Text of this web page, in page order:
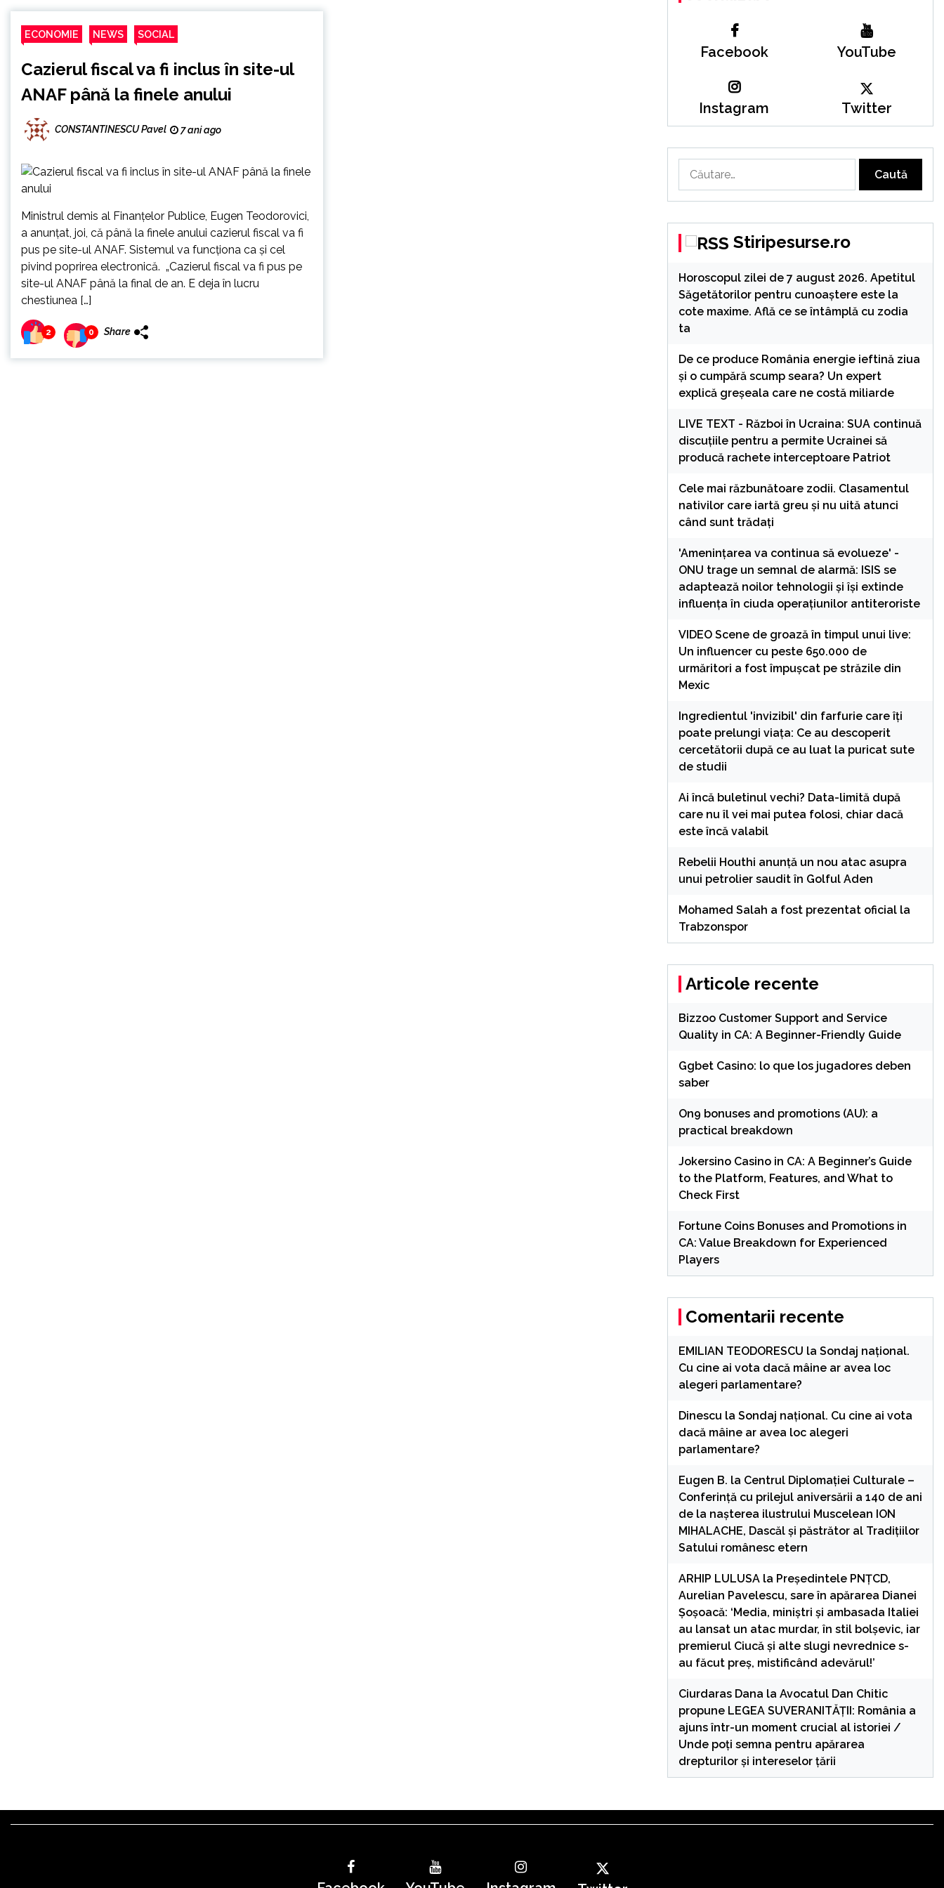
ECONOMIE NEWS SOCIAL
Cazierul fiscal va fi inclus în site-ul
ANAF până la finele anului
CONSTANTINESCU Pavel 7 ani ago
Ministrul demis al Finanţelor Publice, Eugen Teodorovici,
a anunțat, joi, că până la finele anului cazierul fiscal va fi
pus pe site-ul ANAF. Sistemul va funcționa ca și cel
pivind poprirea electronică. „Cazierul fiscal va fi pus pe
site-ul ANAF până la final de an. E deja în lucru
chestiunea […]
2 0 Share
Facebook YouTube
Instagram Twitter
după:
Stiripesurse.ro
Horoscopul zilei de 7 august 2026. Apetitul
Săgetătorilor pentru cunoaștere este la
cote maxime. Află ce se întâmplă cu zodia
ta
De ce produce România energie ieftină ziua
și o cumpără scump seara? Un expert
explică greșeala care ne costă miliarde
LIVE TEXT - Război în Ucraina: SUA continuă
discuțiile pentru a permite Ucrainei să
producă rachete interceptoare Patriot
Cele mai răzbunătoare zodii. Clasamentul
nativilor care iartă greu și nu uită atunci
când sunt trădați
'Amenințarea va continua să evolueze' -
ONU trage un semnal de alarmă: ISIS se
adaptează noilor tehnologii și își extinde
influența în ciuda operațiunilor antiteroriste
VIDEO Scene de groază în timpul unui live:
Un influencer cu peste 650.000 de
urmăritori a fost împușcat pe străzile din
Mexic
Ingredientul 'invizibil' din farfurie care îți
poate prelungi viața: Ce au descoperit
cercetătorii după ce au luat la puricat sute
de studii
Ai încă buletinul vechi? Data-limită după
care nu îl vei mai putea folosi, chiar dacă
este încă valabil
Rebelii Houthi anunță un nou atac asupra
unui petrolier saudit în Golful Aden
Mohamed Salah a fost prezentat oficial la
Trabzonspor
Articole recente
Bizzoo Customer Support and Service
Quality in CA: A Beginner-Friendly Guide
Ggbet Casino: lo que los jugadores deben
saber
On9 bonuses and promotions (AU): a
practical breakdown
Jokersino Casino in CA: A Beginner’s Guide
to the Platform, Features, and What to
Check First
Fortune Coins Bonuses and Promotions in
CA: Value Breakdown for Experienced
Players
Comentarii recente
EMILIAN TEODORESCU la Sondaj național.
Cu cine ai vota dacă mâine ar avea loc
alegeri parlamentare?
Dinescu la Sondaj național. Cu cine ai vota
dacă mâine ar avea loc alegeri
parlamentare?
Eugen B. la Centrul Diplomației Culturale –
Conferință cu prilejul aniversării a 140 de ani
de la nașterea ilustrului Muscelean ION
MIHALACHE, Dascăl și păstrător al Tradițiilor
Satului românesc etern
ARHIP LULUSAla Președintele PNȚCD,
Aurelian Pavelescu, sare în apărarea Dianei
Șoșoacă: ‘Media, miniștri și ambasada Italiei
au lansat un atac murdar, în stil bolșevic, iar
premierul Ciucă și alte slugi nevrednice s-
au făcut preș, mistificând adevărul!’
Ciurdaras Dana la Avocatul Dan Chitic
propune LEGEA SUVERANITĂȚII: România a
ajuns într-un moment crucial al istoriei /
Unde poți semna pentru apărarea
drepturilor și intereselor țării